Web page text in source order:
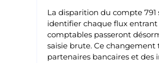
La disparition du compte
identifier chaque flux entrant
comptables passeront
saisie brute. Ce
partenaires bancaires et des